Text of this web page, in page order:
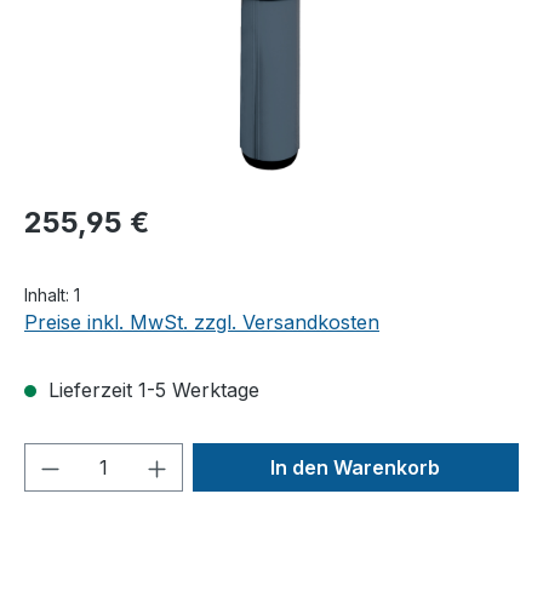
255,95 €
Inhalt: 1
Preise inkl. MwSt. zzgl. Versandkosten
Lieferzeit 1-5 Werktage
Produkt Anzahl: Gib denIn den Warenkorb